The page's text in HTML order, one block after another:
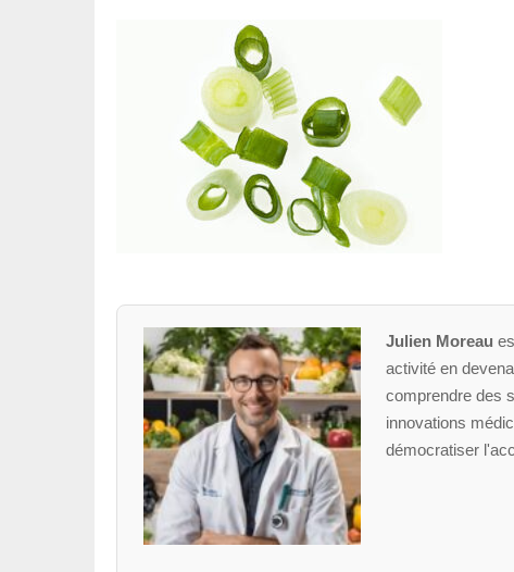
Julien Moreau
activité en
comprendre des
innovations
démocratiser